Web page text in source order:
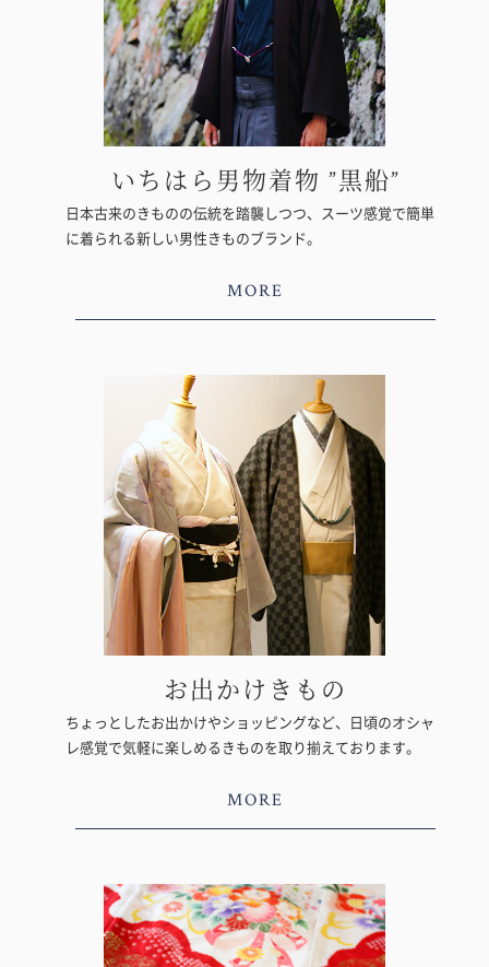
いちはら男物着物 ”黒船”
日本古来のきものの伝統を踏襲しつつ、スーツ感覚で簡単
に着られる新しい男性きものブランド。
MORE
お出かけきもの
ちょっとしたお出かけやショッピングなど、日頃のオシャ
レ感覚で気軽に楽しめるきものを取り揃えております。
MORE